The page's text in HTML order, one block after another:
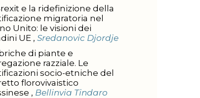
e la ridefinizione della
migratoria nel
Unito: le visioni dei
cittadini UE ,Sredanovic Djordje
di piante e
razziale. Le
socio-etniche del
florovivaistico
messinese , Bellinvia Tindaro